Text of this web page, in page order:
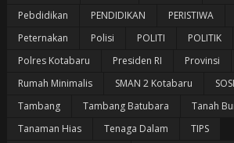
Pebdidikan
PENDIDIKAN PERISTIWA
Peternakan
Polisi POLITI POLITIK
Polres Kotabaru
Presiden RI Provinsi
Rumah Minimalis
SMAN 2 Kotabaru
Tambang
Tambang Batubara
Tanah
Tanaman Hias
Tenaga Dalam
TIPS